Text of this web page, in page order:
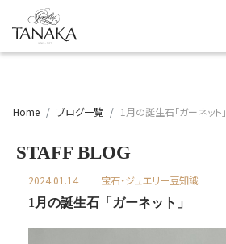
Home ブログ一覧 1月の誕生石「ガーネット」
STAFF BLOG
2024.01.14 宝石・ジュエリー豆知識
1月の誕生石「ガーネット」